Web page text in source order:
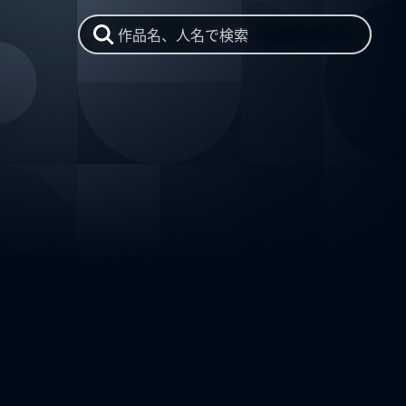
作品名、人名で検索